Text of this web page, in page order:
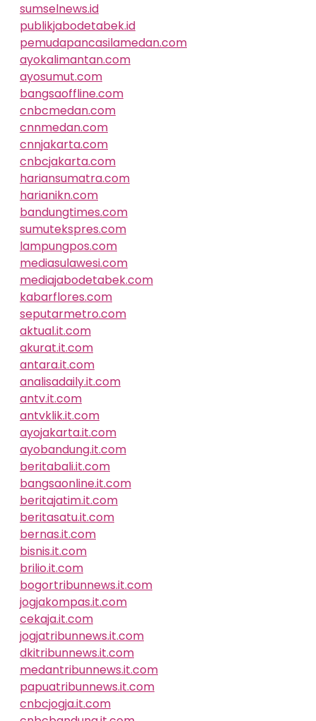
sumselnews.id
publikjabodetabek.id
pemudapancasilamedan.com
ayokalimantan.com
ayosumut.com
bangsaoffline.com
cnbcmedan.com
cnnmedan.com
cnnjakarta.com
cnbcjakarta.com
hariansumatra.com
harianikn.com
bandungtimes.com
sumutekspres.com
lampungpos.com
mediasulawesi.com
mediajabodetabek.com
kabarflores.com
seputarmetro.com
aktual.it.com
akurat.it.com
antara.it.com
analisadaily.it.com
antv.it.com
antvklik.it.com
ayojakarta.it.com
ayobandung.it.com
beritabali.it.com
bangsaonline.it.com
beritajatim.it.com
beritasatu.it.com
bernas.it.com
bisnis.it.com
brilio.it.com
bogortribunnews.it.com
jogjakompas.it.com
cekaja.it.com
jogjatribunnews.it.com
dkitribunnews.it.com
medantribunnews.it.com
papuatribunnews.it.com
cnbcjogja.it.com